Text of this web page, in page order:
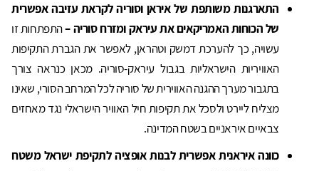
התארגנות משותפת של איראן וסוריה לקראת עזיבה אפשרית
של הכוחות האמריקאים את עיראק ומזרח סוריה –התפתחות זו
עשויה, כך להערכת דמשק וטהראן, לאפשר את הגברת התקיפות
האוויריות הישראליות בגבול עיראק-סוריה. מכאן כנראה צורך
בתגבור מערך ההגנה האווירית של סוריה לכל המרחב הסורי, שאינו
מצליח ליירט ולסכל את תקיפות חיל האוויר הישראלי נגד מאחזים
צבאיים איראניים בשטח המדינה.
כוונה איראנית אפשרית לבנות אופציה לתקיפת ישראל משטח